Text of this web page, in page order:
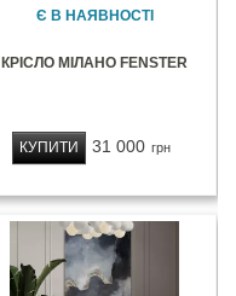
Є В НАЯВНОСТІ
КРІСЛО МІЛАНО FENSTER
31 000 грн
КУПИТИ